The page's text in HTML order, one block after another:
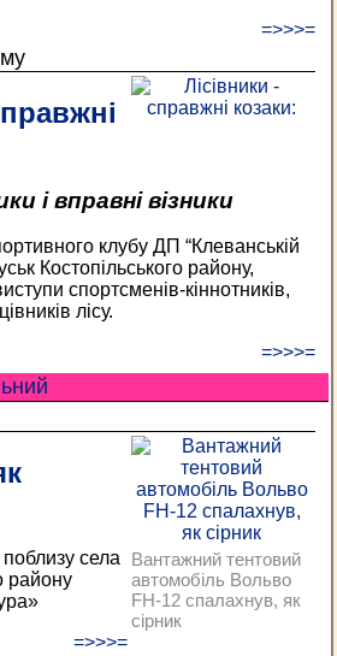
=>>>=
і вправні візники
клубу ДП “Клеванській
Костопільського району,
спортсменів-кіннотників,
лісу.
=>>>=
Вантажний тентовий
автомобіль Вольво
FH-12 спалахнув, як
сірник
села
району
=>>>=